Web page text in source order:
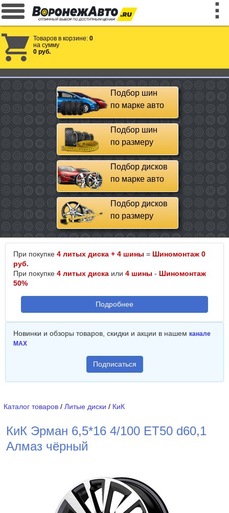
Товаров в корзине: 0
на сумму
0 руб.
Подбор шин
по марке авто
Подбор шин
по размеру
Подбор дисков
по марке авто
Подбор дисков
по размеру
При покупке 4 литых диска + 4 шины = Шиномонтаж 0
руб.
При покупке 4 литых диска или 4 шины - Шиномонтаж
50%
Подробнее
Новинки и обзоры товаров, скидки и акции в нашем канале
MAX
Подписаться
Каталог товаров / Литые диски / КиК
КиК Эрман 6,5*16 4/100 ET50 d60,1
Алмаз чёрный